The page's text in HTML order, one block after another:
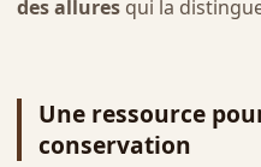
des alluresqui la
Une ressource
conservation